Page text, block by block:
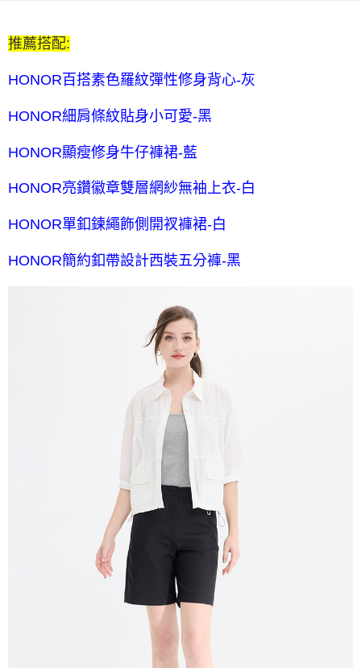
元物流費
$80 元物流費
流費
推薦搭配:
HONOR百搭素色羅紋彈性修身背心-灰
HONOR細肩條紋貼身小可愛-黑
HONOR顯瘦修身牛仔褲裙-藍
HONOR亮鑽徽章雙層網紗無袖上衣-白
HONOR單釦鍊繩飾側開衩褲裙-白
HONOR簡約釦帶設計西裝五分褲-黑